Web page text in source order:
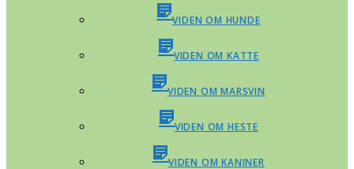
VIDEN OM HUNDE
VIDEN OM KATTE
VIDEN OM MARSVIN
VIDEN OM HESTE
VIDEN OM KANINER